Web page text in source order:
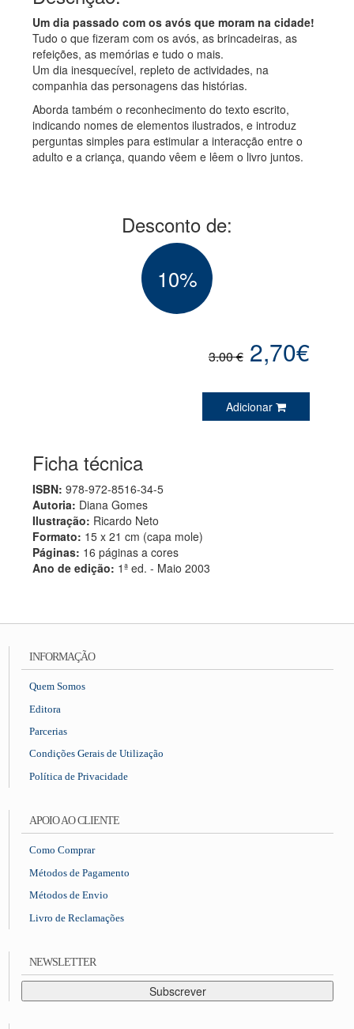
Um dia passado com os avós que moram na cidade!
Tudo o que fizeram com os avós, as brincadeiras, as
refeições, as memórias e tudo o mais.
Um dia inesquecível, repleto de actividades, na
companhia das personagens das histórias.
Aborda também o reconhecimento do texto escrito,
indicando nomes de elementos ilustrados, e introduz
perguntas simples para estimular a interacção entre o
adulto e a criança, quando vêem e lêem o livro juntos.
Desconto de:
10%
3.00 € 2,70€
Adicionar
Ficha técnica
ISBN: 978-972-8516-34-5
Autoria: Diana Gomes
Ilustração: Ricardo Neto
Formato: 15 x 21 cm (capa mole)
Páginas: 16 páginas a cores
Ano de edição: 1ª ed. - Maio 2003
INFORMAÇÃO
Quem Somos
Editora
Parcerias
Condições Gerais de Utilização
Política de Privacidade
APOIO AO CLIENTE
Como Comprar
Métodos de Pagamento
Métodos de Envio
Livro de Reclamações
NEWSLETTER
Subscrever